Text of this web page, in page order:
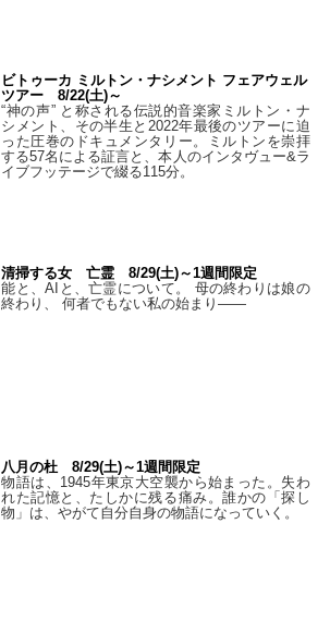
ビトゥーカ ミルトン・ナシメント フェアウェル
ツアー 8/22(土)～
“神の声” と称される伝説的音楽家ミルトン・ナ
シメント、その半生と2022年最後のツアーに迫
った圧巻のドキュメンタリー。ミルトンを崇拝
する57名による証言と、本人のインタヴュー&ラ
イブフッテージで綴る115分。
清掃する女 亡霊 8/29(土)～1週間限定
能と、AIと、亡霊について。 母の終わりは娘の
終わり、 何者でもない私の始まり――
八月の杜 8/29(土)～1週間限定
物語は、1945年東京大空襲から始まった。失わ
れた記憶と、たしかに残る痛み。誰かの「探し
物」は、やがて自分自身の物語になっていく。